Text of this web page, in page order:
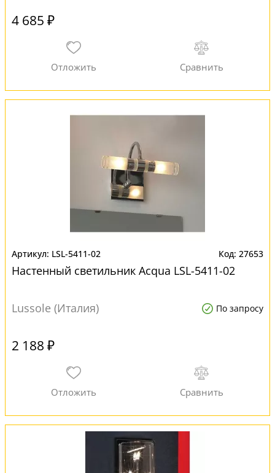
4 685 ₽
LSL-5411-02 27653
Настенный светильник Acqua LSL-5411-02
Lussole (Италия) По запросу
2 188 ₽